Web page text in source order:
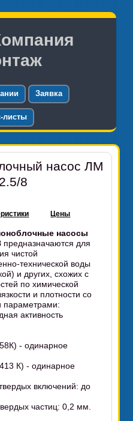
Заявка
листы
насос ЛМ
8
Цены
насосы
предназначаются для
чистой
технической воды
и других, схожих с
по химической
и плотности со
активность
- одинарное
К) - одинарное
включений: до
частиц: 0,2 мм.